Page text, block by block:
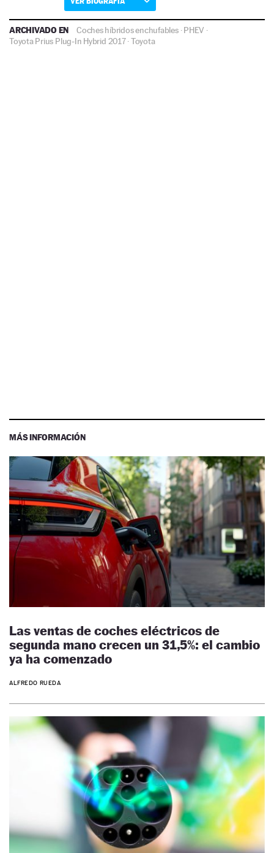
ARCHIVADO EN Coches híbridos enchufables·PHEV ·
Toyota Prius Plug-In Hybrid 2017·Toyota
MÁS INFORMACIÓN
Las ventas de coches eléctricos de
segunda mano crecen un 31,5%: el cambio
ya ha comenzado
ALFREDO RUEDA